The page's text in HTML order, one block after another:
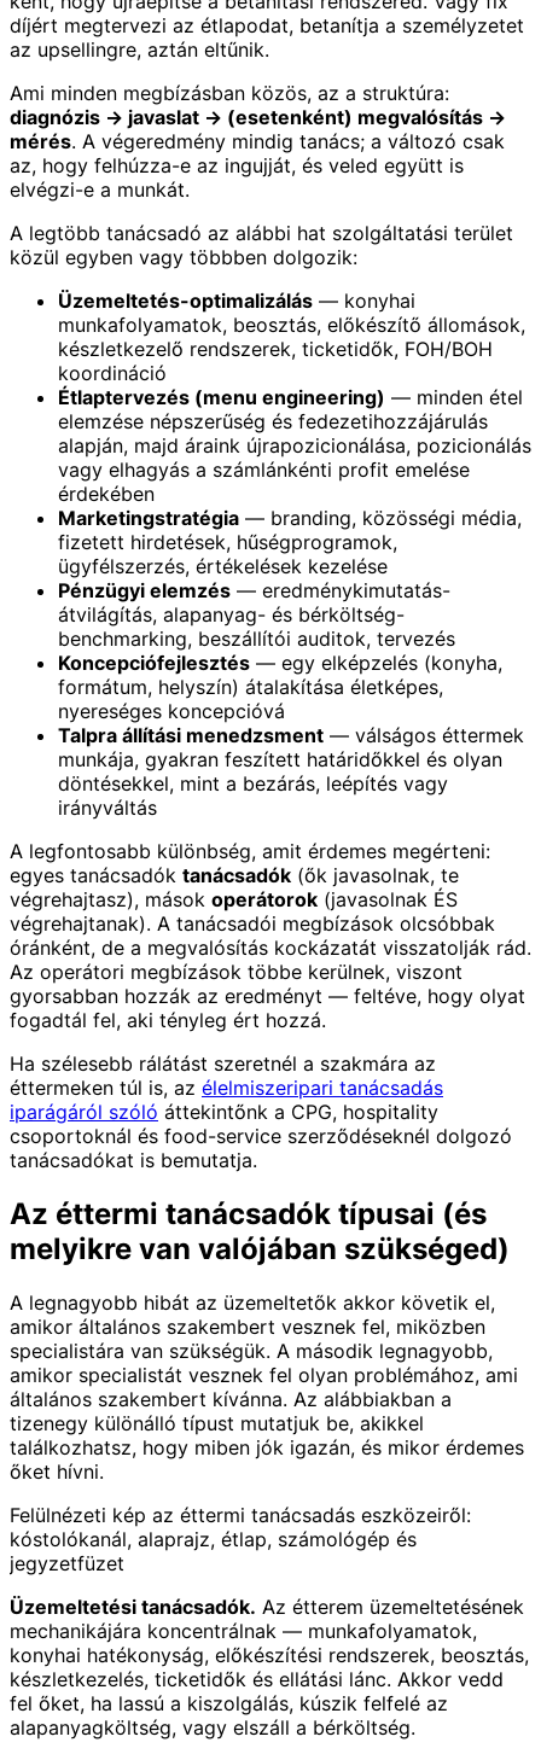
díjért megtervezi az étlapodat, betanítja a személyzetet
az upsellingre, aztán eltűnik.
Ami minden megbízásban közös, az a struktúra:
diagnózis → javaslat → (esetenként) megvalósítás →
mérés. A végeredmény mindig tanács; a változó csak
az, hogy felhúzza-e az ingujját, és veled együtt is
elvégzi-e a munkát.
A legtöbb tanácsadó az alábbi hat szolgáltatási terület
közül egyben vagy többben dolgozik:
Üzemeltetés-optimalizálás — konyhai
munkafolyamatok, beosztás, előkészítő állomások,
készletkezelő rendszerek, ticketidők, FOH/BOH
koordináció
Étlaptervezés (menu engineering) — minden étel
elemzése népszerűség és fedezetihozzájárulás
alapján, majd áraink újrapozicionálása, pozicionálás
vagy elhagyás a számlánkénti profit emelése
érdekében
Marketingstratégia — branding, közösségi média,
fizetett hirdetések, hűségprogramok,
ügyfélszerzés, értékelések kezelése
Pénzügyi elemzés — eredménykimutatás-
átvilágítás, alapanyag- és bérköltség-
benchmarking, beszállítói auditok, tervezés
Koncepciófejlesztés — egy elképzelés (konyha,
formátum, helyszín) átalakítása életképes,
nyereséges koncepcióvá
Talpra állítási menedzsment — válságos éttermek
munkája, gyakran feszített határidőkkel és olyan
döntésekkel, mint a bezárás, leépítés vagy
irányváltás
A legfontosabb különbség, amit érdemes megérteni:
egyes tanácsadók tanácsadók (ők javasolnak, te
végrehajtasz), mások operátorok (javasolnak ÉS
végrehajtanak). A tanácsadói megbízások olcsóbbak
óránként, de a megvalósítás kockázatát visszatolják rád.
Az operátori megbízások többe kerülnek, viszont
gyorsabban hozzák az eredményt — feltéve, hogy olyat
fogadtál fel, aki tényleg ért hozzá.
Ha szélesebb rálátást szeretnél a szakmára az
éttermeken túl is, az élelmiszeripari tanácsadás
iparágáról szóló áttekintőnk a CPG, hospitality
csoportoknál és food-service szerződéseknél dolgozó
tanácsadókat is bemutatja.
Az éttermi tanácsadók típusai (és
melyikre van valójában szükséged)
A legnagyobb hibát az üzemeltetők akkor követik el,
amikor általános szakembert vesznek fel, miközben
specialistára van szükségük. A második legnagyobb,
amikor specialistát vesznek fel olyan problémához, ami
általános szakembert kívánna. Az alábbiakban a
tizenegy különálló típust mutatjuk be, akikkel
találkozhatsz, hogy miben jók igazán, és mikor érdemes
őket hívni.
Felülnézeti kép az éttermi tanácsadás eszközeiről:
kóstolókanál, alaprajz, étlap, számológép és
jegyzetfüzet
Üzemeltetési tanácsadók. Az étterem üzemeltetésének
mechanikájára koncentrálnak — munkafolyamatok,
konyhai hatékonyság, előkészítési rendszerek, beosztás,
készletkezelés, ticketidők és ellátási lánc. Akkor vedd
fel őket, ha lassú a kiszolgálás, kúszik felfelé az
alapanyagköltség, vagy elszáll a bérköltség.